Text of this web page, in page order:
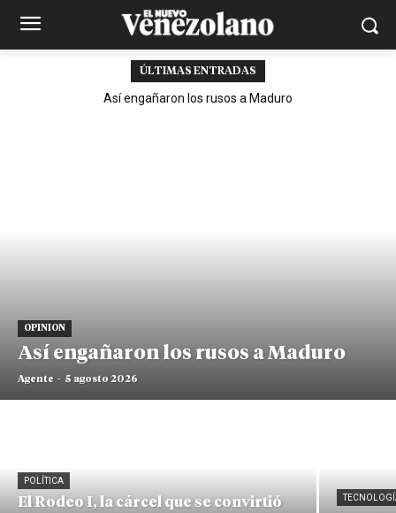
ÚLTIMAS ENTRADAS
Así engañaron los rusos a Maduro
OPINION
Así engañaron los rusos a Maduro
Agente - 5 agosto 2026
POLÍTICA
El Rodeo I, la cárcel que se convirtió